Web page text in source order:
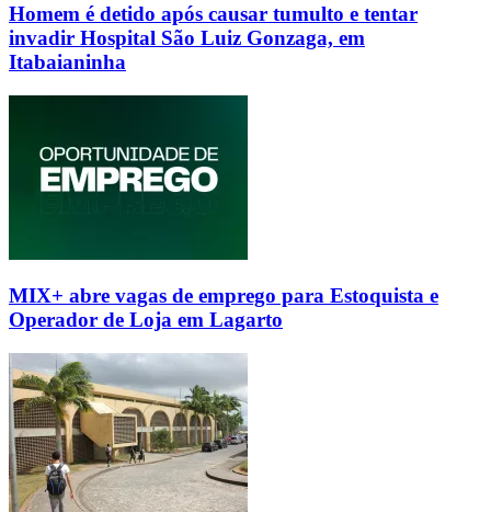
Homem é detido após causar tumulto e tentar
invadir Hospital São Luiz Gonzaga, em
Itabaianinha
MIX+ abre vagas de emprego para Estoquista e
Operador de Loja em Lagarto